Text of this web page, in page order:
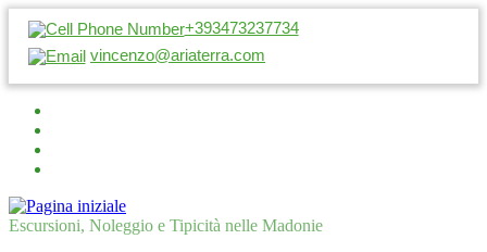
+393473237734
vincenzo@ariaterra.com
Escursioni, Noleggio e Tipicità nelle Madonie